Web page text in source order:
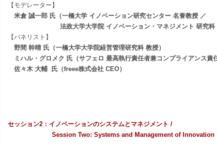
【モデレーター】
米倉 誠一郎 氏（一橋大学 イノベーション研究センター 名誉教授 ／
法政大学大学院 イノベーション・マネジメント 研究科
【パネリスト】
野間 幹晴 氏（一橋大学大学院経営管理研究科 教授）
ミハル・グロメク 氏（サフェロ 最高執行責任者兼コンプライアンス責
佐々木 大輔 氏（freee株式会社 CEO）
セッション2：イノベーションのシステムとマネジメント /
Session Two: Systems and Management of Innovation